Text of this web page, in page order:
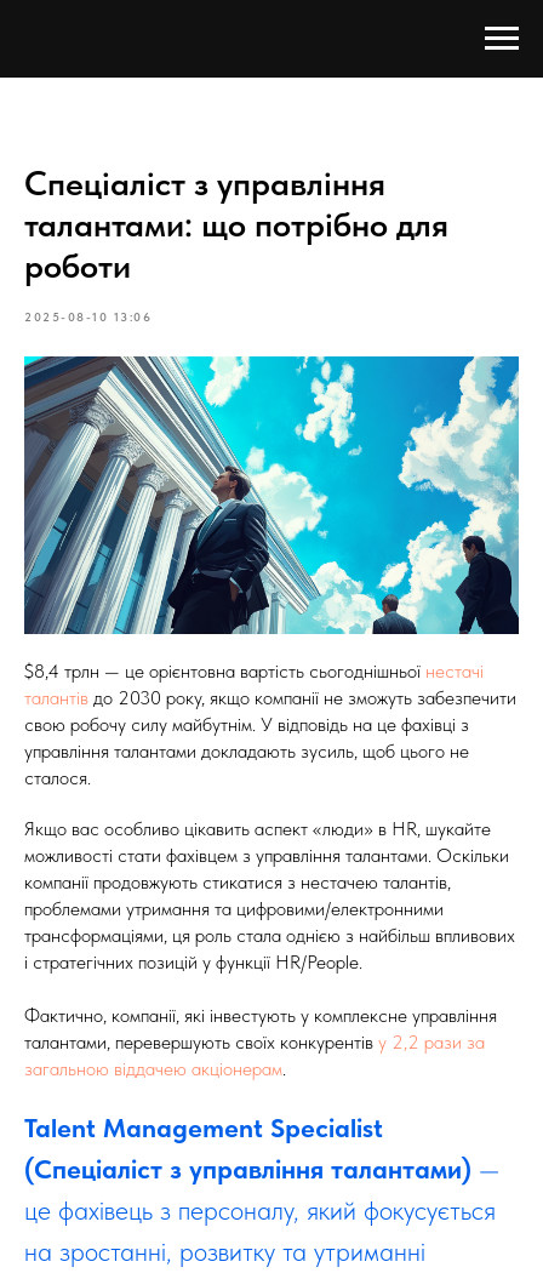
Спеціаліст з управління
талантами: що потрібно для
роботи
2025-08-10 13:06
$8,4 трлн — це орієнтовна вартість сьогоднішньої нестачі
талантів до 2030 року, якщо компанії не зможуть забезпечити
свою робочу силу майбутнім. У відповідь на це фахівці з
управління талантами докладають зусиль, щоб цього не
сталося.
Якщо вас особливо цікавить аспект «люди» в HR, шукайте
можливості стати фахівцем з управління талантами. Оскільки
компанії продовжують стикатися з нестачею талантів,
проблемами утримання та цифровими/електронними
трансформаціями, ця роль стала однією з найбільш впливових
і стратегічних позицій у функції HR/People.
Фактично, компанії, які інвестують у комплексне управління
талантами, перевершують своїх конкурентів у 2,2 рази за
загальною віддачею акціонерам
Talent Management Specialist
(Спеціаліст з управління талантами) —
це фахівець з персоналу, який фокусується
на зростанні, розвитку та утриманні